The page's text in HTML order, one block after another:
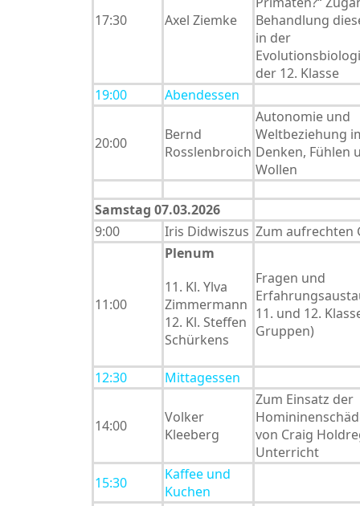
17:30 Axel Ziemke
Behandlung
in der
der 12. Klasse
19:00
Abendessen
20:00
Bernd
Rosslenbroich
Autonomie und
Weltbeziehung
Denken, Fühlen
Wollen
Samstag 07.03.2026
9:00
Iris Didwiszus Zum aufrechten
11:00
Plenum
11. Kl. Ylva
Zimmermann
12. Kl. Steffen
Schürkens
Fragen und
11. und 12.
Gruppen)
12:30 Mittagessen
14:00
Volker
Kleeberg
Zum Einsatz der
von Craig
Unterricht
15:30
Kaffee und
Kuchen